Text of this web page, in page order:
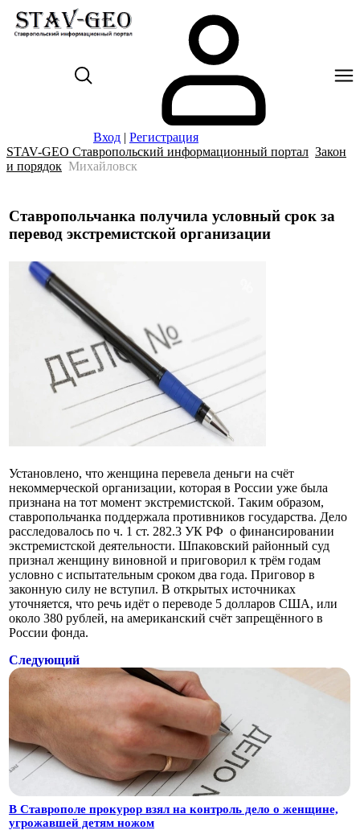
Вход | Регистрация
STAV-GEO Ставропольский информационный портал Закон
и порядок Михайловск
Ставропольчанка получила условный срок за
перевод экстремистской организации
Установлено, что женщина перевела деньги на счёт
некоммерческой организации, которая в России уже была
признана на тот момент экстремистской. Таким образом,
ставропольчанка поддержала противников государства. Дело
расследовалось по ч. 1 ст. 282.3 УК РФ о финансировании
экстремистской деятельности. Шпаковский районный суд
признал женщину виновной и приговорил к трём годам
условно с испытательным сроком два года. Приговор в
законную силу не вступил. В открытых источниках
уточняется, что речь идёт о переводе 5 долларов США, или
около 380 рублей, на американский счёт запрещённого в
России фонда.
Следующий
В Ставрополе прокурор взял на контроль дело о женщине,
угрожавшей детям ножом